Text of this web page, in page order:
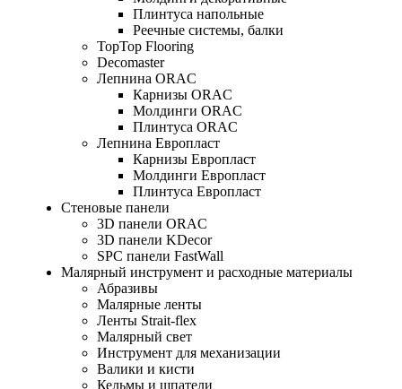
Плинтуса напольные
Реечные системы, балки
TopTop Flooring
Decomaster
Лепнина ORAC
Карнизы ORAC
Молдинги ORAC
Плинтуса ORAC
Лепнина Европласт
Карнизы Европласт
Молдинги Европласт
Плинтуса Европласт
Стеновые панели
3D панели ORAC
3D панели KDecor
SPC панели FastWall
Малярный инструмент и расходные материалы
Абразивы
Малярные ленты
Ленты Strait-flex
Малярный свет
Инструмент для механизации
Валики и кисти
Кельмы и шпатели